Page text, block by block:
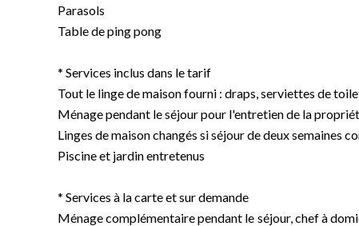
Parasols
Table de ping pong
* Services inclus dans le tarif
Tout le linge de maison fourni : draps, serviettes de
Ménage pendant le séjour pour l'entretien de la
Linges de maison changés si séjour de deux semaines
Piscine et jardin entretenus
* Services à la carte et sur demande
Ménage complémentaire pendant le séjour, chef à